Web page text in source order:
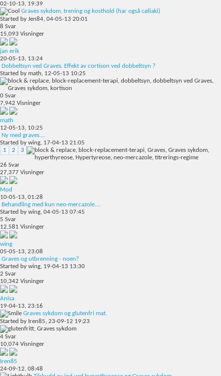
02-10-13, 19:39
Graves sykdom, trening og kosthold (har også cøliaki)
Started by Jen84, 04-05-13 20:01
8 Svar
15,093 Visninger
jan erik
20-05-13, 13:24
Dobbeltsyn ved Graves. Effekt av cortison ved dobbeltsyn ?
Started by math, 12-05-13 10:25
0 Svar
7,942 Visninger
math
12-05-13, 10:25
Ny med graves....
Started by wing, 17-04-13 21:05
1
2 3
26 Svar
27,377 Visninger
Mod
10-05-13, 01:28
Behandling med kun neo-mercazole....
Started by wing, 04-05-13 07:45
5 Svar
12,581 Visninger
wing
05-05-13, 23:08
Graves og utbrenning - noen?
Started by wing, 19-04-13 13:30
2 Svar
10,342 Visninger
Anisa
19-04-13, 23:16
Graves sykdom og glutenfri mat.
Started by Iren85, 23-09-12 19:23
4 Svar
10,074 Visninger
Iren85
24-09-12, 08:48